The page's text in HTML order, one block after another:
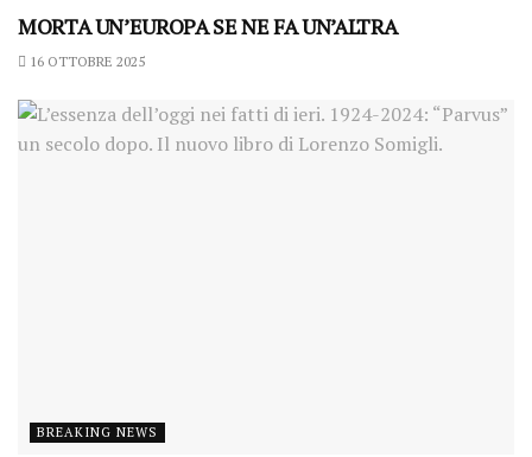
MORTA UN’EUROPA SE NE FA UN’ALTRA
16 OTTOBRE 2025
BREAKING NEWS